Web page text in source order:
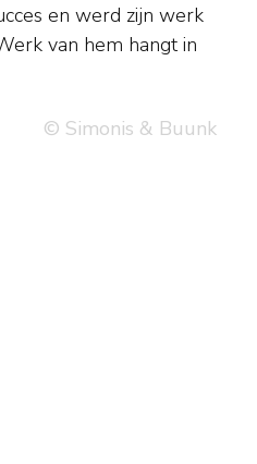
© Simonis & Buunk